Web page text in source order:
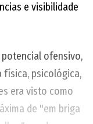
e visibilidade
potencial ofensivo,
física, psicológica,
era visto como
de "em briga